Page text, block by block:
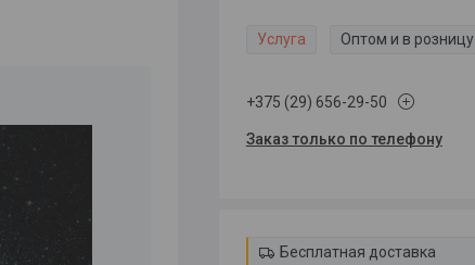
Услуга Оптом и в розницу
+375 (29) 656-29-50
Заказ только по телефону
Бесплатная доставка